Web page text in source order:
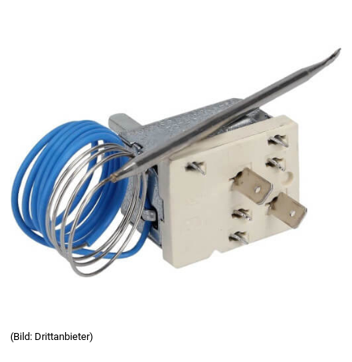
(Bild: Drittanbieter)